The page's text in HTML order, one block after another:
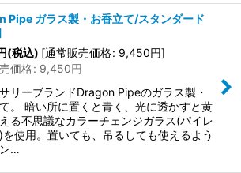
Pipe ガラス製・お香立て/スタンダード
(税込) [通常販売価格: 9,450円]
価格: 9,450円
リーブランドDragon Pipeのガラス製・
。 暗い所に置くと青く、光に透かすと黄
る不思議なカラーチェンジガラス(パイレ
を使用。置いても、吊るしても使えるよう
…